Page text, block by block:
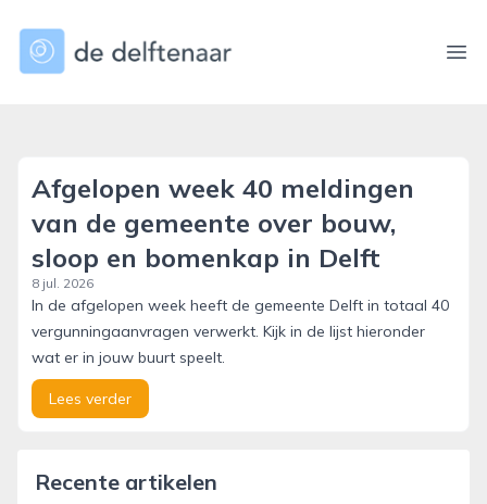
dedelftenaar.nl
Afgelopen week 40 meldingen
van de gemeente over bouw,
sloop en bomenkap in Delft
8 jul. 2026
In de afgelopen week heeft de gemeente Delft in totaal 40
vergunningaanvragen verwerkt. Kijk in de lijst hieronder
wat er in jouw buurt speelt.
Lees verder
Recente artikelen